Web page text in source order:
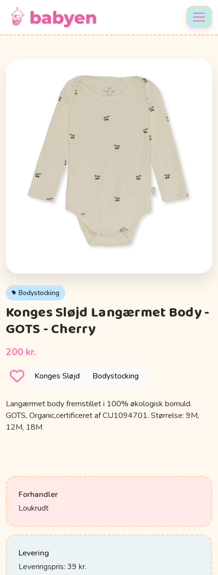
Bodystocking
Konges Sløjd Langærmet Body -
GOTS - Cherry
200 kr.
Konges Sløjd Bodystocking
Langærmet body fremstillet i 100% økologisk bomuld.
GOTS, Organic,certificeret af CU1094701. Størrelse: 9M,
12M, 18M
Forhandler
Loukrudt
Levering
Leveringspris: 39 kr.